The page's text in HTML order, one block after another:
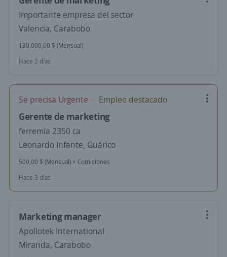
Importante empresa del sector
Valencia, Carabobo
130.000,00 $ (Mensual)
Hace 2 días
Se precisa Urgente Empleo destacado
Gerente de marketing
ferremia 2350 ca
Leonardo Infante, Guárico
500,00 $ (Mensual) + Comisiones
Hace 3 días
Marketing manager
Apollotek International
Miranda, Carabobo